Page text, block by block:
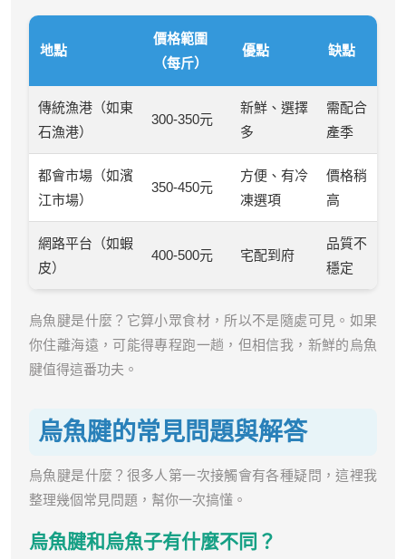
地點
價格範圍
（每斤）
優點 缺點
傳統漁港（如東
石漁港）
300-350元
新鮮、選擇
多
需配合
產季
都會市場（如濱
江市場）
350-450元
方便、有冷
凍選項
價格稍
高
網路平台（如蝦
皮）
400-500元 宅配到府
品質不
穩定
烏魚腱是什麼？它算小眾食材，所以不是隨處可見。如果
你住離海遠，可能得專程跑一趟，但相信我，新鮮的烏魚
腱值得這番功夫。
烏魚腱的常見問題與解答
烏魚腱是什麼？很多人第一次接觸會有各種疑問，這裡我
整理幾個常見問題，幫你一次搞懂。
烏魚腱和烏魚子有什麼不同？